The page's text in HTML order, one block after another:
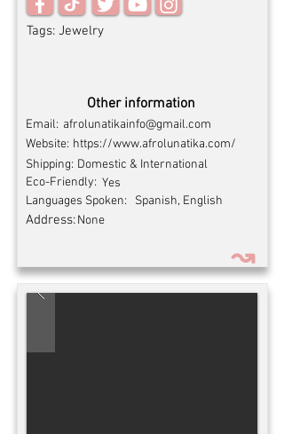
Tags: Jewelry
Other information
Email: afrolunatikainfo@gmail.com
Website: https://www.afrolunatika.com/
Domestic & International
Shipping:
Eco-Friendly: Yes
Spanish, English
Languages Spoken:
Address: None
↝